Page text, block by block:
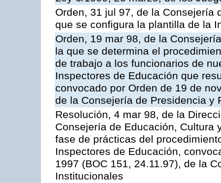
Orden, 31 jul 97, de la Consejería
que se configura la plantilla de la
Orden, 19 mar 98, de la
la que se determina el
de trabajo a los funcionarios de
Inspectores de Educación que
convocado por Orden de 19 de
de la Consejería de Presidencia y
Resolución, 4 mar 98, de la
Consejería de Educación, Cultura
fase de prácticas del
Inspectores de Educación,
1997 (BOC 151, 24.11.97), de la
Institucionales